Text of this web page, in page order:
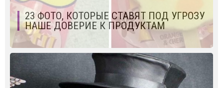
23 ФОТО, КОТОРЫЕ СТАВЯТ ПОД УГРОЗУ
НАШЕ ДОВЕРИЕ К ПРОДУКТАМ